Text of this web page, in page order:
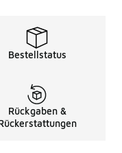
Bestellstatus
Rückgaben &